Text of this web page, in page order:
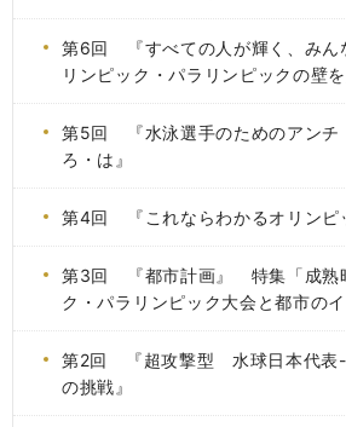
第6回 『すべての人が輝く、み
リンピック・パラリンピックの壁を
第5回 『水泳選手のためのアンチ
ろ・は』
第4回 『これならわかるオリンピ
第3回 『都市計画』 特集「成熟
ク・パラリンピック大会と都市のイ
第2回 『超攻撃型 水球日本代表-
の挑戦』